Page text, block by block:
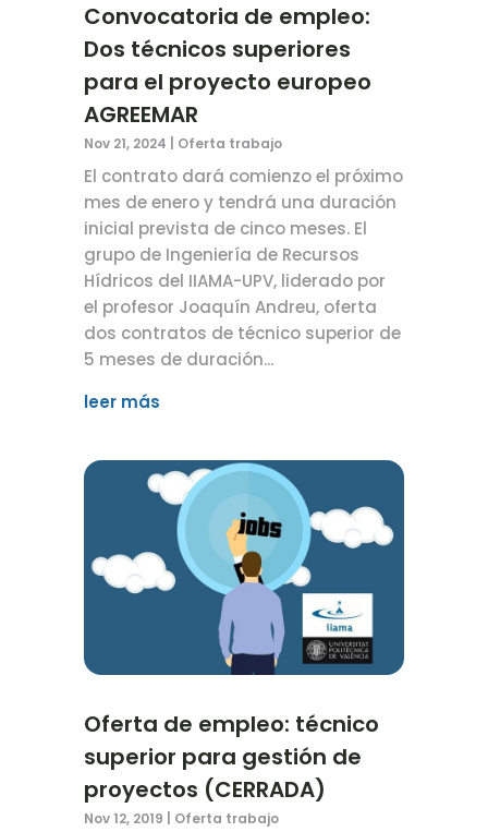
Convocatoria de empleo:
Dos técnicos superiores
para el proyecto europeo
AGREEMAR
Nov 21, 2024 Oferta trabajo
El contrato dará comienzo el próximo
mes de enero y tendrá una duración
inicial prevista de cinco meses. El
grupo de Ingeniería de Recursos
Hídricos del IIAMA-UPV, liderado por
el profesor Joaquín Andreu, oferta
dos contratos de técnico superior de
5 meses de duración...
leer más
Oferta de empleo: técnico
superior para gestión de
proyectos (CERRADA)
Nov 12, 2019 Oferta trabajo